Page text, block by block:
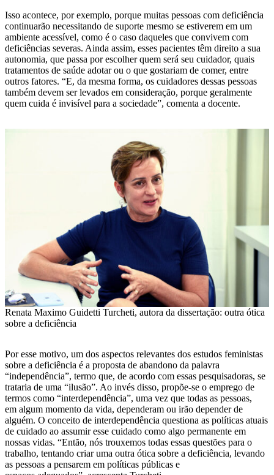
Isso acontece, por exemplo, porque muitas pessoas com deficiência
continuarão necessitando de suporte mesmo se estiverem em um
ambiente acessível, como é o caso daqueles que convivem com
deficiências severas. Ainda assim, esses pacientes têm direito a sua
autonomia, que passa por escolher quem será seu cuidador, quais
tratamentos de saúde adotar ou o que gostariam de comer, entre
outros fatores. “E, da mesma forma, os cuidadores dessas pessoas
também devem ser levados em consideração, porque geralmente
quem cuida é invisível para a sociedade”, comenta a docente.
Renata Maximo Guidetti Turcheti, autora da dissertação: outra ótica
sobre a deficiência
Por esse motivo, um dos aspectos relevantes dos estudos feministas
sobre a deficiência é a proposta de abandono da palavra
“independência”, termo que, de acordo com essas pesquisadoras, se
trataria de uma “ilusão”. Ao invés disso, propõe-se o emprego de
termos como “interdependência”, uma vez que todas as pessoas,
em algum momento da vida, dependeram ou irão depender de
alguém. O conceito de interdependência questiona as políticas atuais
de cuidado ao assumir esse cuidado como algo permanente em
nossas vidas. “Então, nós trouxemos todas essas questões para o
trabalho, tentando criar uma outra ótica sobre a deficiência, levando
as pessoas a pensarem em políticas públicas e